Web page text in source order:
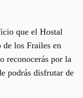
que el Hostal
los Frailes en
reconocerás por la
podrás disfrutar de